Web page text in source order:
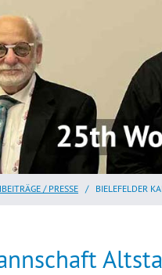
/ PRESSE / BIELEFELDER